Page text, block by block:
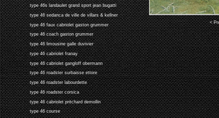
type 46s landaulet grand sport jean bugatti
type 46 sedanca de ville de villars & kellner
type 46 faux cabriolet gaston grummer
type 46 coach gaston grummer
type 46 limousine galle duvivier
type 46 cabriolet franay
type 46 cabriolet gangloff obermann
type 46 roadster surbaisse ettore
type 46 roadster labourdette
type 46 roadster corsica
type 46 cabriolet pritchard demollin
type 46 course
<